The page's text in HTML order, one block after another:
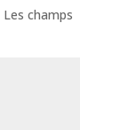
Les champs